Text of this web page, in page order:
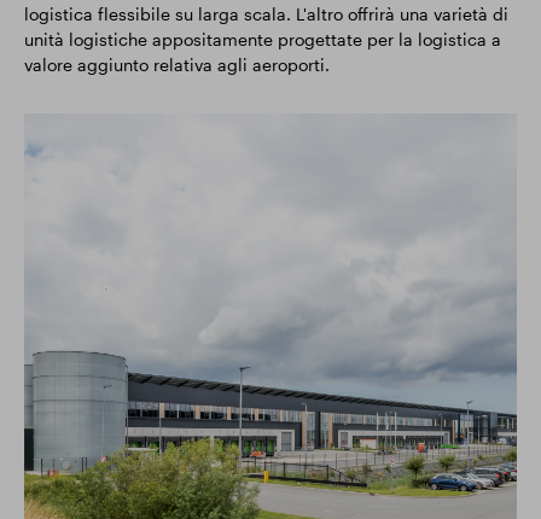
logistica flessibile su larga scala. L'altro offrirà una varietà di
unità logistiche appositamente progettate per la logistica a
valore aggiunto relativa agli aeroporti.